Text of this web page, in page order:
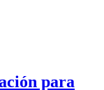
para